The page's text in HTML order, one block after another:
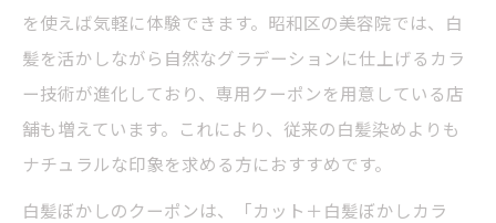
を使えば気軽に体験できます。昭和区の美容院では、白
髪を活かしながら自然なグラデーションに仕上げるカラ
ー技術が進化しており、専用クーポンを用意している店
舗も増えています。これにより、従来の白髪染めよりも
ナチュラルな印象を求める方におすすめです。
白髪ぼかしのクーポンは、「カット＋白髪ぼかしカラ